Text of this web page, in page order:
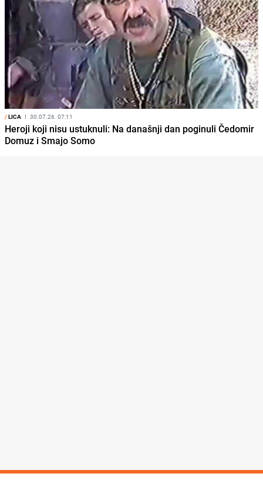
/LICA I 30.07.26. 07:11
Heroji koji nisu ustuknuli: Na današnji dan poginuli Čedomir
Domuz i Smajo Somo